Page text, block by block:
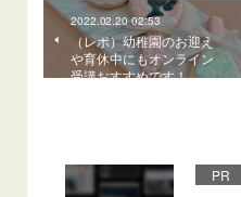
2022.02.20 02:53
（レポ）幼稚園のお迎え
や育休中にもオンライン
受講おすすめです！
PR